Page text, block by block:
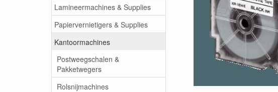
Lamineermachines & Supplies
Papiervernietigers & Supplies
Kantoormachines
Postweegschalen &
Pakketwegers
Rolsnijmachines